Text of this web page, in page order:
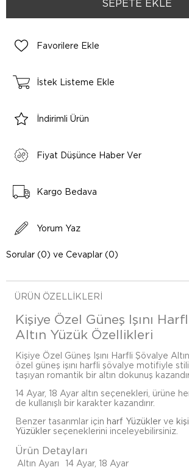
Favorilere Ekle
İstek Listeme Ekle
İndirimli Ürün
Fiyat Düşünce Haber Ver
Kargo Bedava
Yorum Yaz
Sorular (0) ve Cevaplar (0)
ÜRÜN ÖZELLIKLERI
Kişiye Özel Güneş Işını
Altın Yüzük Özellikleri
Kişiye Özel Güneş Işını Harfli Şövalye
özel güneş işını harfli şövalye motifiyle
taşıyan romantik bir altın dokunuş
14 Ayar, 18 Ayar altın seçenekleri, ürüne
de kullanışlı bir karakter kazandırır.
Benzer tasarımlar için harf Yüzükler ve
Yüzükler seçeneklerini inceleyebilirsiniz.
Ürün Detayları
Altın Ayarı
14 Ayar, 18 Ayar